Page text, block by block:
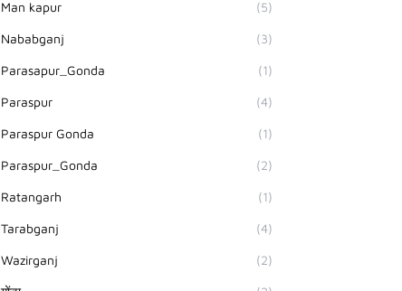
Man kapur (5)
Nababganj (3)
Parasapur_Gonda (1)
Paraspur (4)
Paraspur Gonda (1)
Paraspur_Gonda (2)
Ratangarh (1)
Tarabganj (4)
Wazirganj (2)